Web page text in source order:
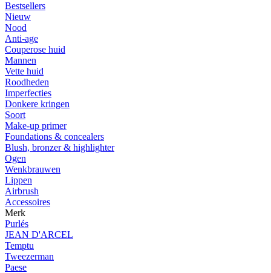
Bestsellers
Nieuw
Nood
Anti-age
Couperose huid
Mannen
Vette huid
Roodheden
Imperfecties
Donkere kringen
Soort
Make-up primer
Foundations & concealers
Blush, bronzer & highlighter
Ogen
Wenkbrauwen
Lippen
Airbrush
Accessoires
Merk
Purlés
JEAN D'ARCEL
Temptu
Tweezerman
Paese